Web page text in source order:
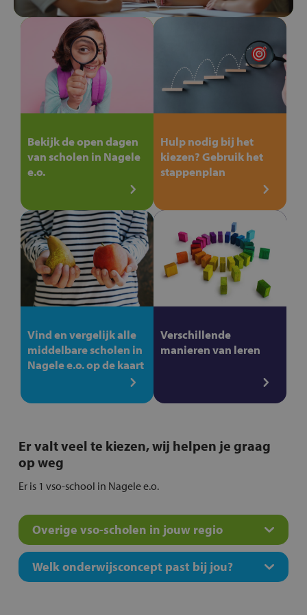
Bekijk de open dagen
van scholen in Nagele
e.o.
Hulp nodig bij het
kiezen? Gebruik het
stappenplan
Vind en vergelijk alle
middelbare scholen in
Nagele e.o. op de kaart
Verschillende
manieren van leren
Er valt veel te kiezen, wij helpen je graag
op weg
Er is 1 vso-school in Nagele e.o.
Overige vso-scholen in jouw regio
Welk onderwijsconcept past bij jou?